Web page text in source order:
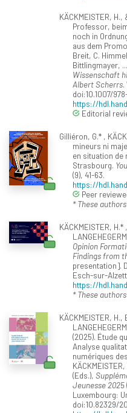
KÄCKMEISTER,
Professor,
noch in
aus dem
Breit, C.
Bittlingmayer,
Wissenschaft
Albert Scherrs.
doi:10.1007/
https://
Editorial
Gilliéron, G.* ,
mineurs ni
en situation de
Strasbourg.
(9), 41-63.
https://
Peer
* These
KÄCKMEISTER,
Opinion
Findings from
presentation].
Esch-sur-
https://
* These
KÄCKMEISTER, H.,
(2025). Étude
Analyse
numériques
KÄCKMEISTER,
(Eds.),
Jeunesse 2025
Luxembourg:
doi:10.82329/